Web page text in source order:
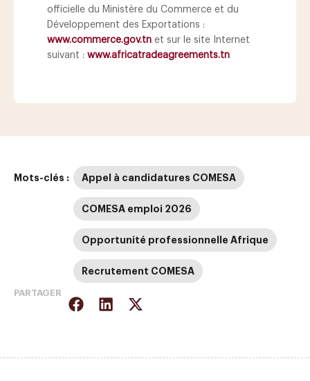
officielle du Ministère du Commerce et du
Développement des Exportations :
www.commerce.gov.tn et sur le site Internet
suivant :www.africatradeagreements.tn
Mots-clés : Appel à candidatures COMESA
COMESA emploi 2026
Opportunité professionnelle Afrique
Recrutement COMESA
PARTAGER